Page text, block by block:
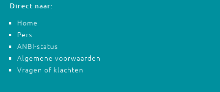
Direct naar:
Home
Pers
ANBI-status
Algemene voorwaarden
Vragen of klachten